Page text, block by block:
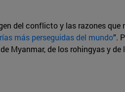
del conflicto y las razones que
más perseguidas del mundo”.
Myanmar, de los rohingyas y de